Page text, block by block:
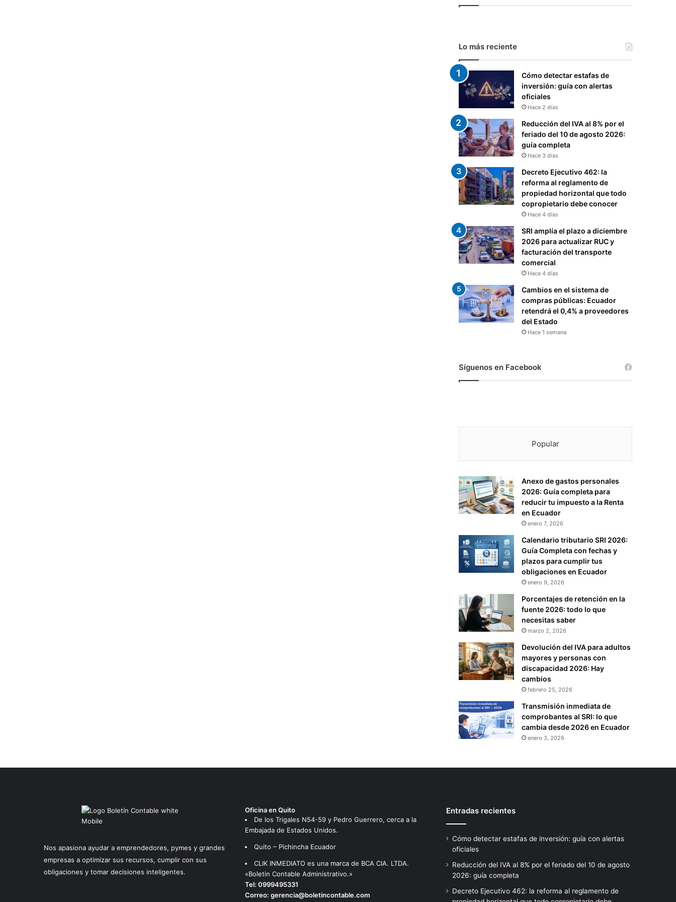
Lo más reciente
Cómo detectar estafas de
inversión: guía con alertas
oficiales
Hace 2 días
Reducción del IVA al 8% por el
feriado del 10 de agosto 2026:
guía completa
Hace 3 días
Decreto Ejecutivo 462: la
reforma al reglamento de
propiedad horizontal que todo
copropietario debe conocer
Hace 4 días
SRI amplía el plazo a diciembre
2026 para actualizar RUC y
facturación del transporte
comercial
Hace 4 días
Cambios en el sistema de
compras públicas: Ecuador
retendrá el 0,4% a proveedores
del Estado
Hace 1 semana
Síguenos en Facebook
Popular
Anexo de gastos personales
2026: Guía completa para
reducir tu impuesto a la Renta
en Ecuador
enero 7, 2026
Calendario tributario SRI 2026:
Guía Completa con fechas y
plazos para cumplir tus
obligaciones en Ecuador
enero 9, 2026
Porcentajes de retención en la
fuente 2026: todo lo que
necesitas saber
marzo 2, 2026
Devolución del IVA para adultos
mayores y personas con
discapacidad 2026: Hay
cambios
febrero 25, 2026
Transmisión inmediata de
comprobantes al SRI: lo que
cambia desde 2026 en Ecuador
enero 3, 2026
Nos apasiona ayudar a emprendedores, pymes y grandes
empresas a optimizar sus recursos, cumplir con sus
obligaciones y tomar decisiones inteligentes.
Oficina en Quito
De los Trigales N54-59 y Pedro Guerrero, cerca a la
Embajada de Estados Unidos.
Quito – Pichincha Ecuador
CLIK INMEDIATO es una marca de BCA CIA. LTDA.
«Boletin Contable Administrativo.»
Tel: 0999495331
Correo: gerencia@boletincontable.com
Entradas recientes
Cómo detectar estafas de inversión: guía con alertas
oficiales
Reducción del IVA al 8% por el feriado del 10 de agosto
2026: guía completa
Decreto Ejecutivo 462: la reforma al reglamento de